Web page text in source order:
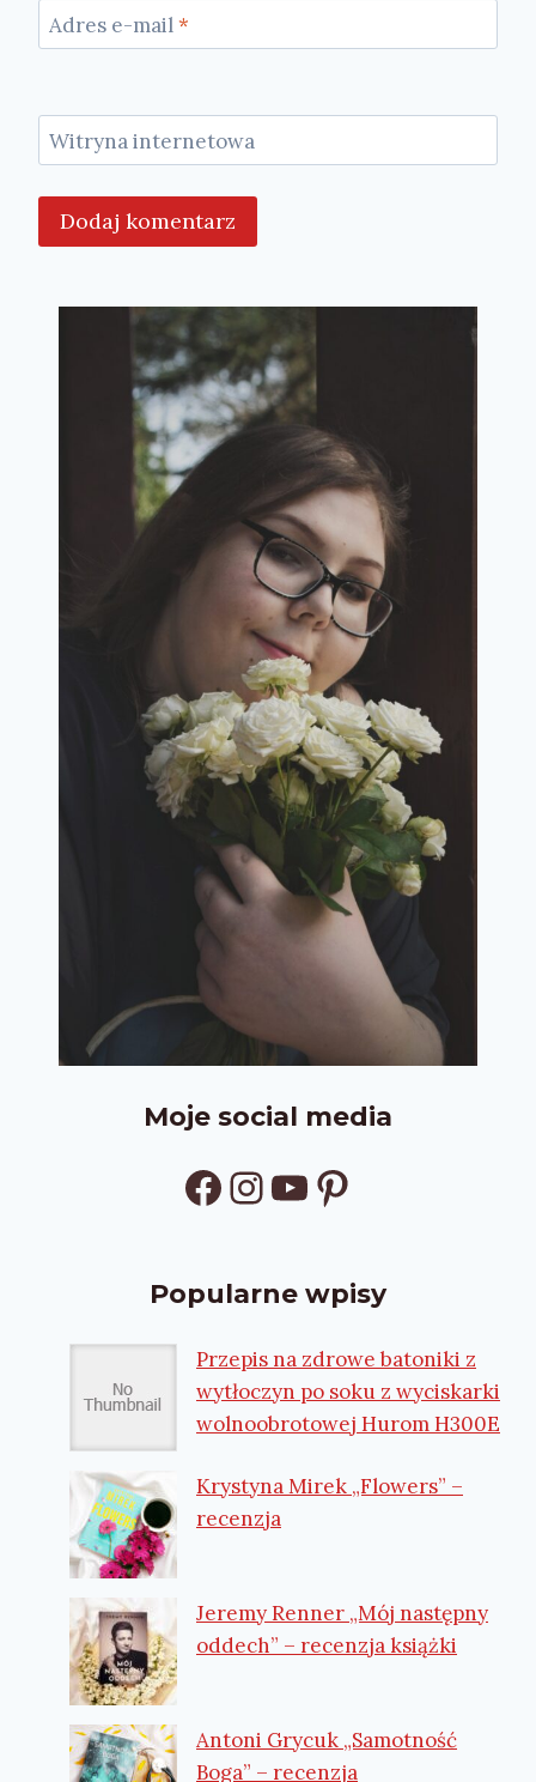
Adres e-mail*
Witryna internetowa
Moje social media
Facebook
Instagram
YouTube
Pinterest
Popularne wpisy
Przepis na zdrowe batoniki z
wytłoczyn po soku z wyciskarki
wolnoobrotowej Hurom H300E
Krystyna Mirek „Flowers” –
recenzja
Jeremy Renner „Mój następny
oddech” – recenzja książki
Antoni Grycuk „Samotność
Boga” – recenzja